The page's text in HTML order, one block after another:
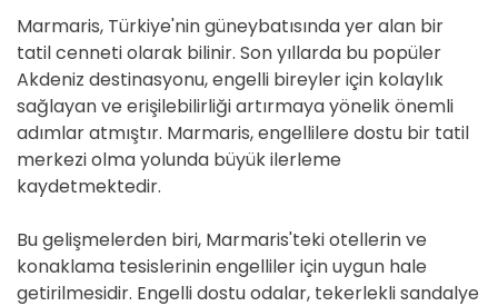
Marmaris, Türkiye'nin güneybatısında yer alan bir
tatil cenneti olarak bilinir. Son yıllarda bu popüler
Akdeniz destinasyonu, engelli bireyler için kolaylık
sağlayan ve erişilebilirliği artırmaya yönelik önemli
adımlar atmıştır. Marmaris, engellilere dostu bir tatil
merkezi olma yolunda büyük ilerleme
kaydetmektedir.
Bu gelişmelerden biri, Marmaris'teki otellerin ve
konaklama tesislerinin engelliler için uygun hale
getirilmesidir. Engelli dostu odalar, tekerlekli sandalye